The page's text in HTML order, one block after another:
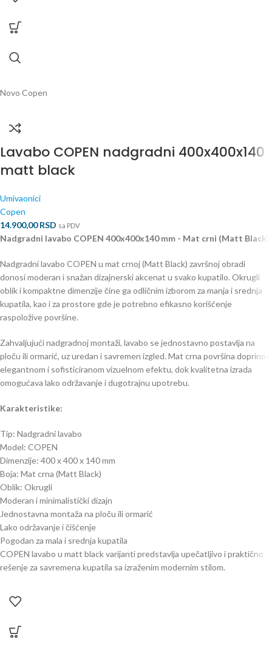
Novo Copen
Lavabo COPEN nadgradni 400x400x140
matt black
Umivaonici
Copen
14.900,00RSD sa PDV
Nadgradni lavabo COPEN 400x400x140 mm - Mat crni (Matt Black)
Nadgradni lavabo COPEN u mat crnoj (Matt Black) završnoj obradi
donosi moderan i snažan dizajnerski akcenat u svako kupatilo. Okrugli
oblik i kompaktne dimenzije čine ga odličnim izborom za manja i srednja
kupatila, kao i za prostore gde je potrebno efikasno korišćenje
raspoložive površine.
Zahvaljujući nadgradnoj montaži, lavabo se jednostavno postavlja na
ploču ili ormarić, uz uredan i savremen izgled. Mat crna površina doprinosi
elegantnom i sofisticiranom vizuelnom efektu, dok kvalitetna izrada
omogućava lako održavanje i dugotrajnu upotrebu.
Karakteristike:
Tip: Nadgradni lavabo
Model: COPEN
Dimenzije: 400 x 400 x 140 mm
Boja: Mat crna (Matt Black)
Oblik: Okrugli
Moderan i minimalistički dizajn
Jednostavna montaža na ploču ili ormarić
Lako održavanje i čišćenje
Pogodan za mala i srednja kupatila
COPEN lavabo u matt black varijanti predstavlja upečatljivo i praktično
rešenje za savremena kupatila sa izraženim modernim stilom.